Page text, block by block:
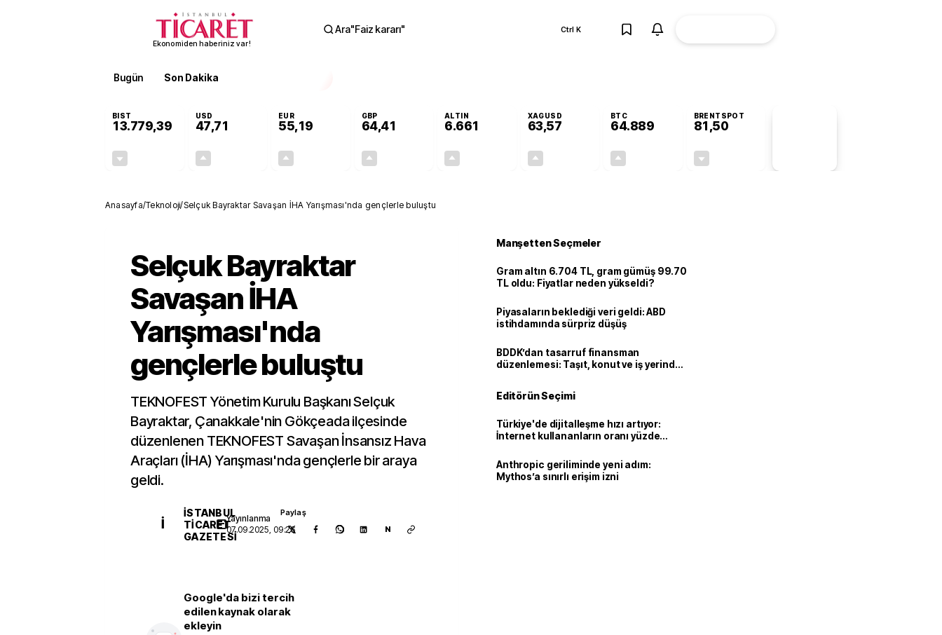
Ekonomiden haberiniz var!
Ara"Faiz kararı" Ctrl K
Bugün Son Dakika
BIST
13.779,39
USD
47,71
EUR
55,19
GBP
64,41
ALTIN
6.661
XAGUSD
63,57
BTC
64.889
BRENTSPOT
81,50
Anasayfa/Teknoloji/Selçuk Bayraktar Savaşan İHA Yarışması'nda gençlerle buluştu
Selçuk Bayraktar
Savaşan İHA
Yarışması'nda
gençlerle buluştu
TEKNOFEST Yönetim Kurulu Başkanı Selçuk
Bayraktar, Çanakkale'nin Gökçeada ilçesinde
düzenlenen TEKNOFEST Savaşan İnsansız Hava
Araçları (İHA) Yarışması'nda gençlerle bir araya
geldi.
İ
İSTANBUL
TICARET
GAZETESI
Yayınlanma
07.09.2025, 09:26
Paylaş
N
Google'da bizi tercih
edilen kaynak olarak
ekleyin
Manşetten Seçmeler
Gram altın 6.704 TL, gram gümüş 99.70
TL oldu: Fiyatlar neden yükseldi?
Piyasaların beklediği veri geldi: ABD
istihdamında sürpriz düşüş
BDDK’dan tasarruf finansman
düzenlemesi: Taşıt, konut ve iş yerinde
Editörün Seçimi
Türkiye'de dijitalleşme hızı artıyor:
İnternet kullananların oranı yüzde
Anthropic geriliminde yeni adım:
Mythos’a sınırlı erişim izni